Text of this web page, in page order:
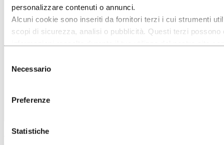
personalizzare contenuti o annunci.
Alcuni cookie sono inseriti da fornitori terzi i cui strumenti
scopi di sicurezza, analisi o pubblicità. Questi terzi possono
loro servizi. Il terzo responsabile di un cookie di terze parti è
delNecessario
Preferenze
Statistiche